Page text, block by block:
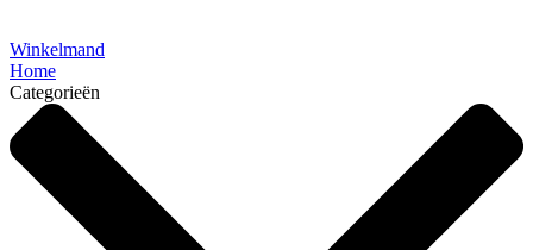
Winkelmand
Home
Categorieën